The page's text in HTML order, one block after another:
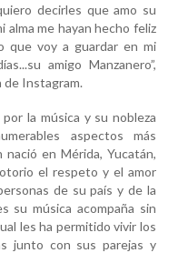
decirles que amo su
alma me hayan hecho feliz
que voy a guardar en mi
amigo Manzanero”,
de Instagram.
la música y su nobleza
aspectos más
en Mérida, Yucatán,
el respeto y el amor
de su país y de la
su música acompaña sin
les ha permitido vivir los
junto con sus parejas y